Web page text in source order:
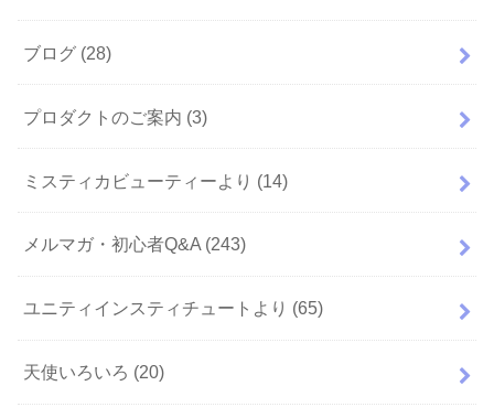
ブログ (28)
プロダクトのご案内 (3)
ミスティカビューティーより (14)
メルマガ・初心者Q&A (243)
ユニティインスティチュートより (65)
天使いろいろ (20)